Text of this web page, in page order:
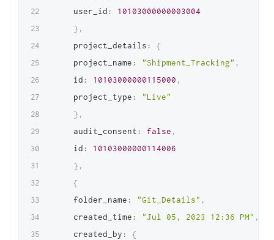
    user_id
:
10103000000003004
} ,
    project_details
:
{
    project_name
: "Shipment_Tracking" ,
    id
: 10103000000115000 ,
    project_type
:
"Live"
} ,
    audit_consent
: false ,
    id
:
10103000000114006
} ,
{
    folder_name
: "Git_Details" ,
    created_time
: "Jul 05, 2023 12:36 PM" ,
    created_by
:
{